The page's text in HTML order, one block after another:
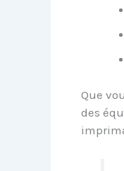
Que
des